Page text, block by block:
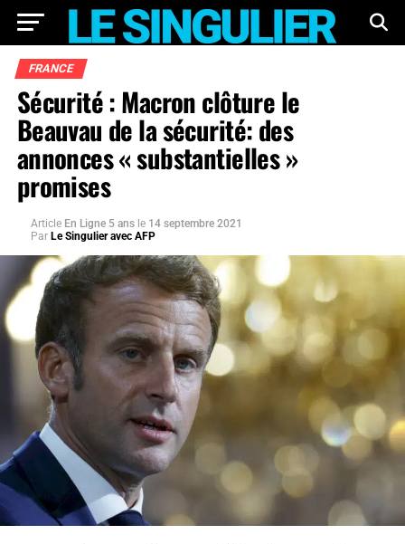
FRANCE
Sécurité : Macron clôture le
Beauvau de la sécurité: des
annonces « substantielles »
promises
Article En Ligne 5 ans le 14 septembre 2021
Par Le Singulier avec AFP